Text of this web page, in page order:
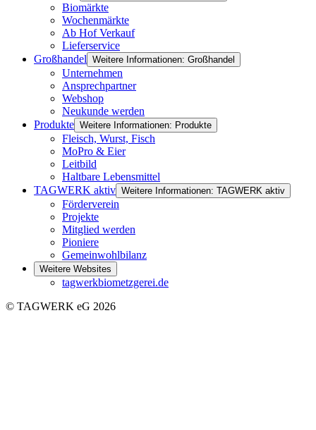
Biomärkte
Wochenmärkte
Ab Hof Verkauf
Lieferservice
Großhandel Weitere Informationen: Großhandel
Unternehmen
Ansprechpartner
Webshop
Neukunde werden
Produkte Weitere Informationen: Produkte
Fleisch, Wurst, Fisch
MoPro & Eier
Leitbild
Haltbare Lebensmittel
TAGWERK aktiv Weitere Informationen: TAGWERK aktiv
Förderverein
Projekte
Mitglied werden
Pioniere
Gemeinwohlbilanz
Weitere Websites
tagwerkbiometzgerei.de
© TAGWERK eG 2026